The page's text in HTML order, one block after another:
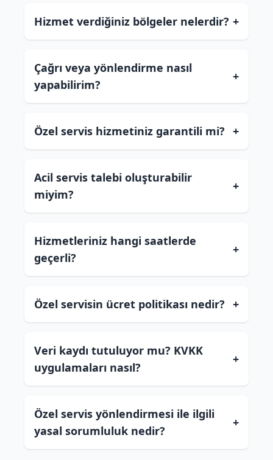
Hizmet verdiğiniz bölgeler nelerdir? +
Çağrı veya yönlendirme nasıl
yapabilirim?
+
Özel servis hizmetiniz garantili mi? +
Acil servis talebi oluşturabilir
miyim?
+
Hizmetleriniz hangi saatlerde
geçerli?
+
Özel servisin ücret politikası nedir? +
Veri kaydı tutuluyor mu? KVKK
uygulamaları nasıl?
+
Özel servis yönlendirmesi ile ilgili
yasal sorumluluk nedir?
+